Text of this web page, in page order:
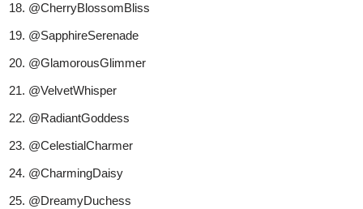
@CherryBlossomBliss
@SapphireSerenade
@GlamorousGlimmer
@VelvetWhisper
@RadiantGoddess
@CelestialCharmer
@CharmingDaisy
@DreamyDuchess